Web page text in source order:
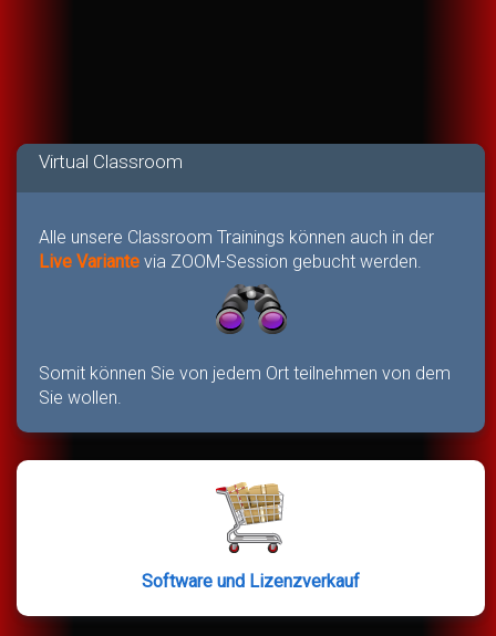
Virtual Classroom
Alle unsere Classroom Trainings können auch in der
Live Variante via ZOOM-Session gebucht werden.
Somit können Sie von jedem Ort teilnehmen von dem
Sie wollen.
Software und Lizenzverkauf